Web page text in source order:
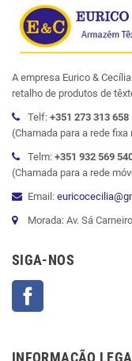
A empresa Eurico &
retalho de produtos de
Telf: +351 273 313 658
(Chamada para a rede fixa
Telm: +351 932 569
(Chamada para a rede
Email:
Morada: Av. Sá
SIGA-NOS
INFORMAÇÃO